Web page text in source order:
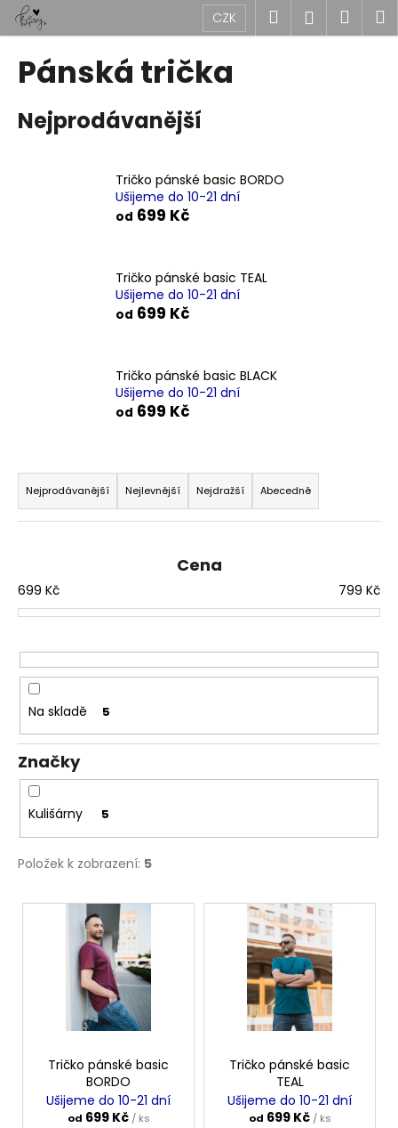
Přejít
obsah
CZK Hledat
Pánská trička
Nejprodávanější
Tričko pánské basic BORDO
Ušijeme do 10-21 dní
od 699 Kč
Tričko pánské basic TEAL
Ušijeme do 10-21 dní
od 699 Kč
Tričko pánské basic BLACK
Ušijeme do 10-21 dní
od 699 Kč
Ř
a
z
í
p
o
d
u
k
t
ů
Nejprodávanější Nejlevnější Nejdražší Abecedně
Cena
699 Kč 799 Kč
Na skladě 5
Značky
Kulišárny 5
Položek k zobrazení: 5
V
Tričko pánské basic
BORDO
Ušijeme do 10-21 dní
od 699 Kč / ks
Tričko pánské basic
TEAL
Ušijeme do 10-21 dní
od 699 Kč / ks
o
o
í
t
?
HLEDAT
D
o
p
o
r
u
u
j
e
e
ZAVINOVACÍ
KAPSAMI